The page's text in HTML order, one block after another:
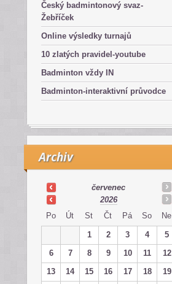
Český badmintonový svaz-
Žebříček
Online výsledky turnajů
10 zlatých pravidel-youtube
Badminton vždy IN
Badminton-interaktivní průvodce
Archiv
červenec
2026
Po
Út St Čt Pá So Ne
1 2 3 4
5
6
7 8 9 10 11
12
13
14 15 16 17 18
19